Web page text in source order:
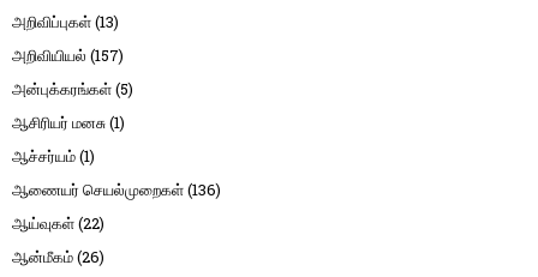
அறிவிப்புகள்(13)
அறிவியியல் (157)
அன்புக்கரங்கள்(5)
ஆசிரியர் மனசு(1)
ஆச்சர்யம்(1)
ஆணையர் செயல்முறைகள்(136)
ஆய்வுகள்(22)
ஆன்மீகம்(26)